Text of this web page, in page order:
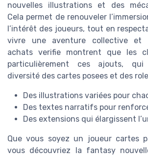
nouvelles illustrations et des
Cela permet de renouveler
l’intérêt des joueurs, tout en
vivre une aventure collective et
achats verifie montrent que les
particulièrement ces ajouts,
diversité des cartes posees et des
Des illustrations variées pour
Des textes narratifs pour
Des extensions qui élargissent
Que vous soyez un joueur cartes
vous découvriez la fantasy